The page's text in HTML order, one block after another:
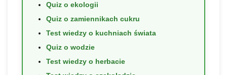
Quiz o ekologii
Quiz o zamiennikach cukru
Test wiedzy o kuchniach świata
Quiz o wodzie
Test wiedzy o herbacie